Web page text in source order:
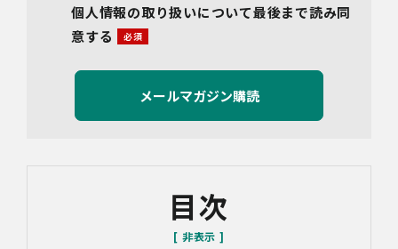
管理者名：管理部長
連絡先：info@bywill.co.jp
3.利用目的
当社で取り扱う個人情報（個人情報保護法第2条第1項によ
り定義された「個人情報」をいい、以下同様とします。）
の利用目的は以下のとおりです。個人情報の提供は任意で
望・お問い合わせ内容・ご意見等の正確な把握、今後の
サービス向上等のために、録音・録画させていただく場合
個人情報の取り扱いについて最後まで読み同
意する
目次